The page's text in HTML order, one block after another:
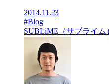
2014.11.23
#Blog
SUBLiME（サブライム